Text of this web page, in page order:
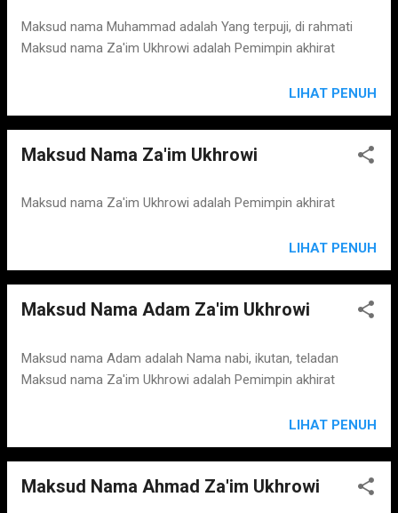
Maksud nama Muhammad adalah Yang terpuji, di rahmati
Maksud nama Za'im Ukhrowi adalah Pemimpin akhirat
LIHAT PENUH
Maksud Nama Za'im Ukhrowi
Maksud nama Za'im Ukhrowi adalah Pemimpin akhirat
LIHAT PENUH
Maksud Nama Adam Za'im Ukhrowi
Maksud nama Adam adalah Nama nabi, ikutan, teladan
Maksud nama Za'im Ukhrowi adalah Pemimpin akhirat
LIHAT PENUH
Maksud Nama Ahmad Za'im Ukhrowi